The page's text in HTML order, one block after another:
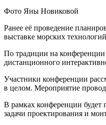
Фото Яны Новиковой
Ранее её проведение
выставке морских
По традиции на конференции
дистанционного
Участники конференции
в целом. Мероприятие
В рамках конференции будет
задачи проектирования и